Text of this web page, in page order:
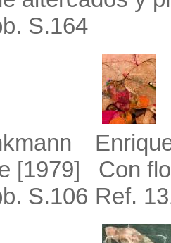
S.164
[1979]
S.106
Con
Ref.